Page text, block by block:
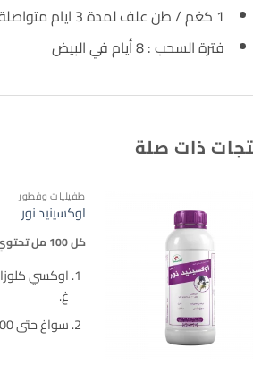
1 كغم / طن علف لمدة 3 ايام متواصلة أو 15- 20 ملغم / كغم وزن جسم حي أو حسب رأي الطبيب المعالج.
فترة السحب : 8 أيام في البيض
ذات صلة
طفيليات وفطور
اوكسينيد نور
كل 100 مل تحتوي على:
غ.
سواغ حتى 100 مل.